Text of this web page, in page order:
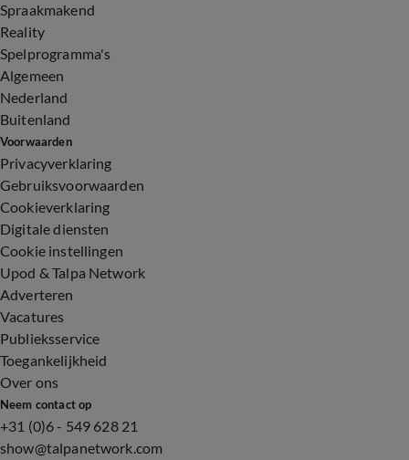
Spraakmakend
Reality
Spelprogramma's
Algemeen
Nederland
Buitenland
Voorwaarden
Privacyverklaring
Gebruiksvoorwaarden
Cookieverklaring
Digitale diensten
Cookie instellingen
Upod & Talpa Network
Adverteren
Vacatures
Publieksservice
Toegankelijkheid
Over ons
Neem contact op
+31 (0)6 - 549 628 21
show@talpanetwork.com